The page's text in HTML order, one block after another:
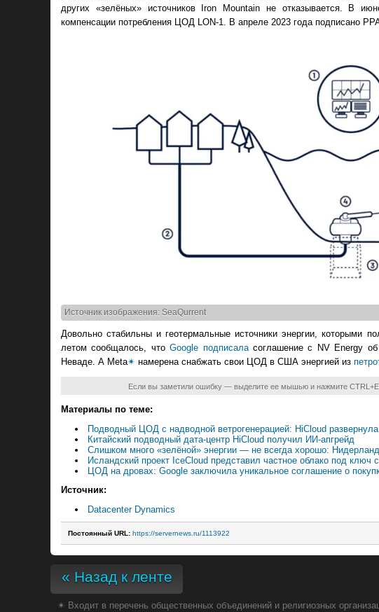
других «зелёных» источников Iron Mountain не отказывается. В
компенсации потребления ЦОД LON-1. В апреле 2023 года подписано
Источник изображения: SeaQurrent
Довольно стабильны и геотермальные источники энергии, которыми
летом сообщалось, чтоGoogle подписаласоглашение с NV Energy об
Неваде. А Meta✴ намерена снабжать свои ЦОД в США энергией из
Если вы заметили ошибку — выделите ее мышью и нажмите
Материалы по теме:
Подводный ЦОД с надводной ветрогенерацией: HiCloud
Китайский подводный дата-центр HiCloud получил ИИ-апгрейд
Слишком много «зелёной» энергии — не всегда хорошо:
Исландский проект IceCloud представил частное облако под
ЦОД на дровах: Google заключила уникальное соглашение о
Источник:
Datacenter Dynamics
Постоянный URL: https://servernews.ru/1113922
« Назад к ленте
✴ Входит в перечень общественных объединений и религиозных